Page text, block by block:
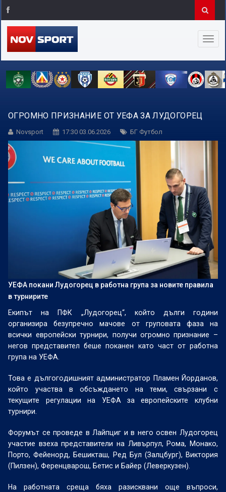
ОГРОМНО ПРИЗНАНИЕ ОТ УЕФА ЗА ЛУДОГОРЕЦ
Novsport 17:30 03.06.2026 БГ Футбол
УЕФА покани Лудогорец в работна група за новите правила
в турнирите
Екипът на ПФК „Лудогорец“, който дълги години
организира безупречно мачове от груповата фаза на
всички европейски турнири, получи огромно признание –
негов представител беше поканен като част от работна
група на УЕФА.
Това е дългогодишният администратор Пламен Йорданов,
който участва в обсъждането на теми, свързани с
текущите регулации на УЕФА за европейските клубни
турнири.
Форумът се проведе в Лайпциг и в него освен Лудогорец
участие взеха представители на Ливърпул, Рома, Монако,
Порто, Фейенорд, Бешикташ, Ред Бул (Залцбург), Виктория
(Пилзен), Ференцварош, Бетис и Байер (Леверкузен).
На работната среща бяха разисквани още въпроси,